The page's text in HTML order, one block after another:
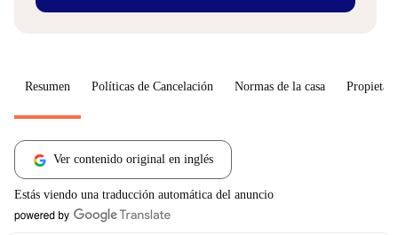
Resumen Políticas de Cancelación Normas de la casa
Ver contenido original en inglés
Estás viendo una traducción automática del anuncio